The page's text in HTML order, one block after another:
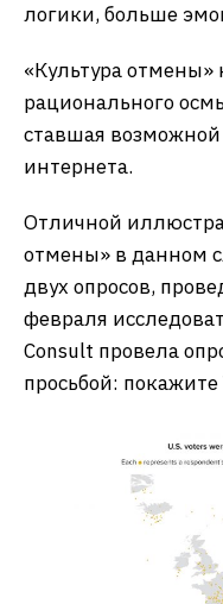
логики, больше
«Культура отмены»
рационального
ставшая
интернета.
Отличной
отмены» в данном
двух опросов,
февраля
Consult провела
просьбой: